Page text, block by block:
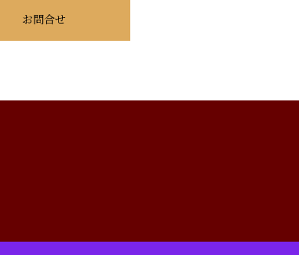
お問合せ